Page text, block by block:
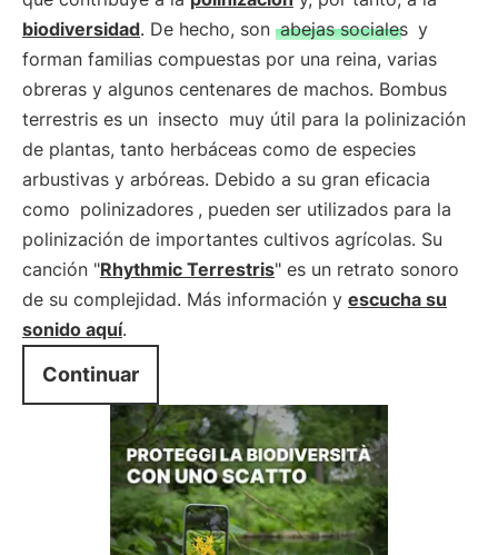
biodiversidad. De hecho, son abejas sociales y
forman familias compuestas por una reina, varias
obreras y algunos centenares de machos. Bombus
terrestris es un insecto muy útil para la polinización
de plantas, tanto herbáceas como de especies
arbustivas y arbóreas. Debido a su gran eficacia
como polinizadores , pueden ser utilizados para la
polinización de importantes cultivos agrícolas. Su
canción "Rhythmic Terrestris" es un retrato sonoro
de su complejidad. Más información y escucha su
sonido aquí.
Continuar